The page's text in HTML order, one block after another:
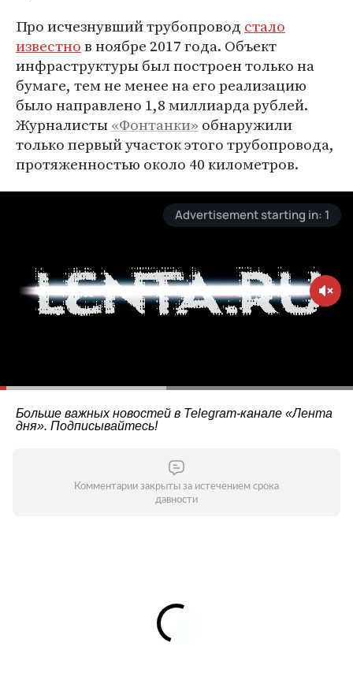
Про исчезнувший трубопровод стало
известнов ноябре 2017 года. Объект
инфраструктуры был построен только на
бумаге, тем не менее на его реализацию
было направлено 1,8 миллиарда рублей.
Журналисты«Фонтанки» обнаружили
только первый участок этого трубопровода,
протяженностью около 40 километров.
Больше важных новостей в Telegram-канале «Лента
дня». Подписывайтесь!
Комментарии закрыты за истечением срока
давности